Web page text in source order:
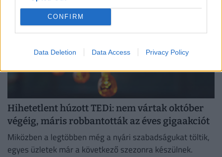
CONFIRM
Data Deletion Data Access Privacy Policy
Hihetetlent húzott TEDi: nem vártak október
végéig, máris robbantották az éves gigaakciót
Miközben a legtöbben még a nyári szabadságukat töltik,
egyes üzletek már a következő szezonra készülnek.